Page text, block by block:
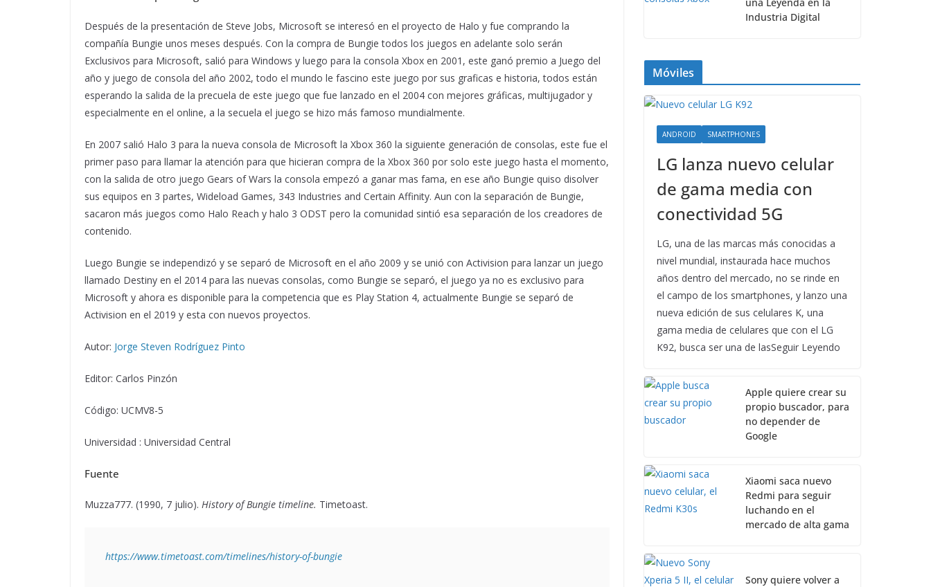
Después de la presentación de Steve Jobs, Microsoft se interesó en el proyecto de Halo y fue comprando la
compañía Bungie unos meses después. Con la compra de Bungie todos los juegos en adelante solo serán
Exclusivos para Microsoft, salió para Windows y luego para la consola Xbox en 2001, este ganó premio a Juego del
año y juego de consola del año 2002, todo el mundo le fascino este juego por sus graficas e historia, todos están
esperando la salida de la precuela de este juego que fue lanzado en el 2004 con mejores gráficas, multijugador y
especialmente en el online, a la secuela el juego se hizo más famoso mundialmente.
En 2007 salió Halo 3 para la nueva consola de Microsoft la Xbox 360 la siguiente generación de consolas, este fue el
primer paso para llamar la atención para que hicieran compra de la Xbox 360 por solo este juego hasta el momento,
con la salida de otro juego Gears of Wars la consola empezó a ganar mas fama, en ese año Bungie quiso disolver
sus equipos en 3 partes, Wideload Games, 343 Industries and Certain Affinity. Aun con la separación de Bungie,
sacaron más juegos como Halo Reach y halo 3 ODST pero la comunidad sintió esa separación de los creadores de
contenido.
Luego Bungie se independizó y se separó de Microsoft en el año 2009 y se unió con Activision para lanzar un juego
llamado Destiny en el 2014 para las nuevas consolas, como Bungie se separó, el juego ya no es exclusivo para
Microsoft y ahora es disponible para la competencia que es Play Station 4, actualmente Bungie se separó de
Activision en el 2019 y esta con nuevos proyectos.
Autor: Jorge Steven Rodríguez Pinto
Editor: Carlos Pinzón
Código: UCMV8-5
Universidad : Universidad Central
Fuente
Muzza777. (1990, 7 julio). History of Bungie timeline. Timetoast.
https://www.timetoast.com/timelines/history-of-bungie
Industria Digital
Móviles
ANDROID SMARTPHONES
LG lanza nuevo celular
de gama media con
conectividad 5G
LG, una de las marcas más conocidas a
nivel mundial, instaurada hace muchos
años dentro del mercado, no se rinde en
el campo de los smartphones, y lanzo una
nueva edición de sus celulares K, una
gama media de celulares que con el LG
K92, busca ser una de lasSeguir Leyendo
Apple quiere crear su
propio buscador, para
no depender de
Google
Xiaomi saca nuevo
Redmi para seguir
luchando en el
mercado de alta gama
Sony quiere volver a